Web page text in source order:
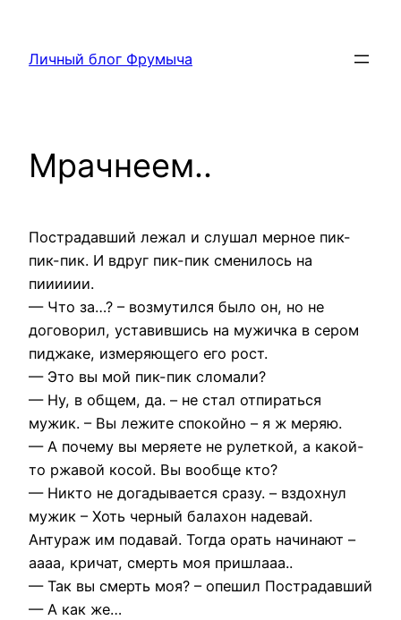
содержимому
Личный блог Фрумыча
Мрачнеем..
Пострадавший лежал и слушал мерное пик-
пик-пик. И вдруг пик-пик сменилось на
пииииии.
— Что за…? – возмутился было он, но не
договорил, уставившись на мужичка в сером
пиджаке, измеряющего его рост.
— Это вы мой пик-пик сломали?
— Ну, в общем, да. – не стал отпираться
мужик. – Вы лежите спокойно – я ж меряю.
— А почему вы меряете не рулеткой, а какой-
то ржавой косой. Вы вообще кто?
— Никто не догадывается сразу. – вздохнул
мужик – Хоть черный балахон надевай.
Антураж им подавай. Тогда орать начинают –
аааа, кричат, смерть моя пришлааа..
— Так вы смерть моя? – опешил Пострадавший
— А как же…